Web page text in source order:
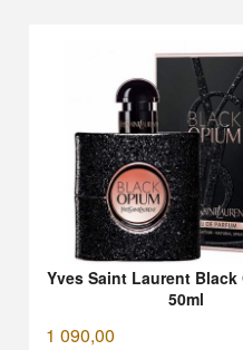
Yves Saint Laurent Black
50ml
1 090,00